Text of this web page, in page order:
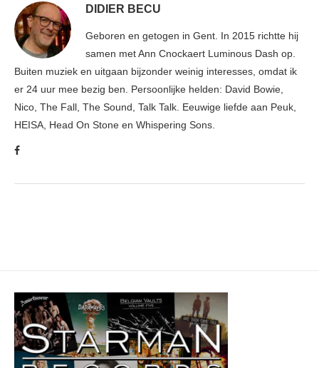
DIDIER BECU
Geboren en getogen in Gent. In 2015 richtte hij
samen met Ann Cnockaert Luminous Dash op.
Buiten muziek en uitgaan bijzonder weinig interesses, omdat ik
er 24 uur mee bezig ben. Persoonlijke helden: David Bowie,
Nico, The Fall, The Sound, Talk Talk. Eeuwige liefde aan Peuk,
HEISA, Head On Stone en Whispering Sons.